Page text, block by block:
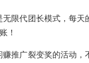
限代团长模式，每天
！
推广裂变奖的活动，